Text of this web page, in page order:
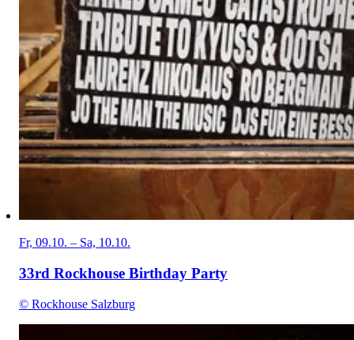
Fr, 09.10. – Sa, 10.10.
33rd Rockhouse Birthday Party
© Rockhouse Salzburg